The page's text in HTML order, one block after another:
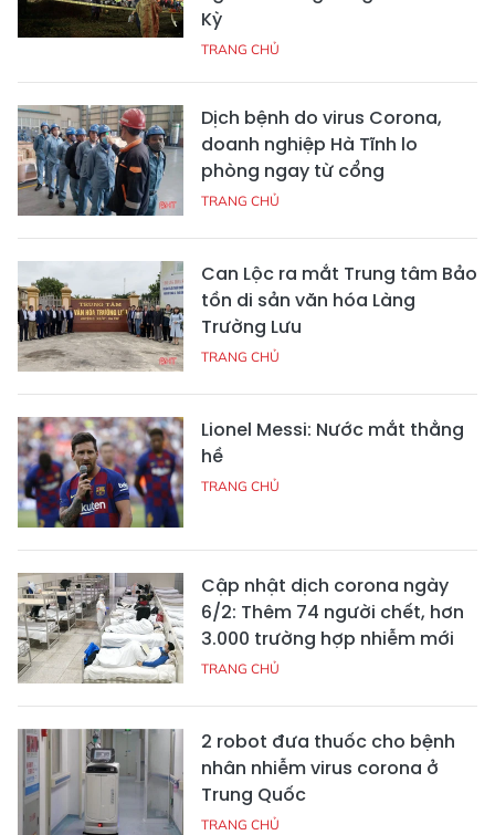
Kỳ
TRANG CHỦ
Dịch bệnh do virus Corona,
doanh nghiệp Hà Tĩnh lo
phòng ngay từ cổng
TRANG CHỦ
Can Lộc ra mắt Trung tâm Bảo
tồn di sản văn hóa Làng
Trường Lưu
TRANG CHỦ
Lionel Messi: Nước mắt thằng
hề
TRANG CHỦ
Cập nhật dịch corona ngày
6/2: Thêm 74 người chết, hơn
3.000 trường hợp nhiễm mới
TRANG CHỦ
2 robot đưa thuốc cho bệnh
nhân nhiễm virus corona ở
Trung Quốc
TRANG CHỦ